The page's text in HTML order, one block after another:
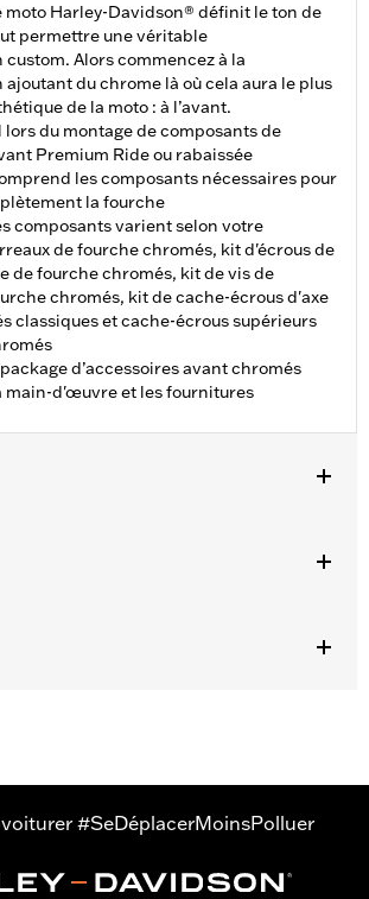
moto Harley-Davidson® définit le ton de
permettre une véritable
Alors commencez à la
du chrome là où cela aura le plus
de la moto : à l’avant.
lors du montage de composants de
Premium Ride ou rabaissée
les composants nécessaires pour
la fourche
composants varient selon votre
de fourche chromés, kit d'écrous de
de fourche chromés, kit de vis de
chromés, kit de cache-écrous d'axe
classiques et cache-écrous supérieurs
d’accessoires avant chromés
main-d'œuvre et les fournitures
2023, FLHX, FLTRX à partir de 2024,
fourche chromés et caches d'écrous d'axe
#SeDéplacerMoinsPolluer